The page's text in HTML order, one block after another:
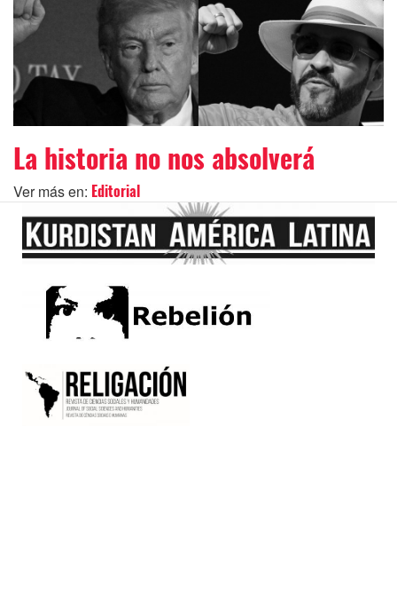
La historia no nos absolverá
Ver más en: Editorial